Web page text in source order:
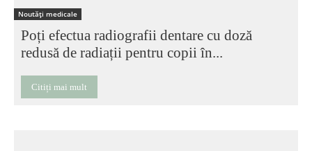
Noutăți medicale
Poți efectua radiografii dentare cu doză
redusă de radiații pentru copii în...
Citiți mai mult